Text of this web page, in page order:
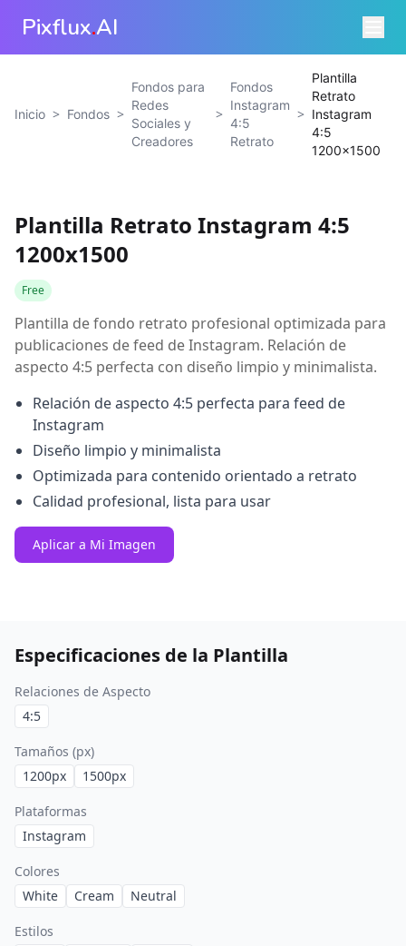
Pixflux.AI
Inicio > Fondos >
Fondos para
Redes
Sociales y
Creadores
>
Fondos
Instagram
4:5
Retrato
>
Plantilla
Retrato
Instagram
4:5
1200x1500
Plantilla Retrato Instagram 4:5
1200x1500
Free
Plantilla de fondo retrato profesional optimizada para
publicaciones de feed de Instagram. Relación de
aspecto 4:5 perfecta con diseño limpio y minimalista.
Relación de aspecto 4:5 perfecta para feed de
Instagram
Diseño limpio y minimalista
Optimizada para contenido orientado a retrato
Calidad profesional, lista para usar
Aplicar a Mi Imagen
Especificaciones de la Plantilla
Relaciones de Aspecto
4:5
Tamaños (px)
1200px 1500px
Plataformas
Instagram
Colores
White
Cream Neutral
Estilos